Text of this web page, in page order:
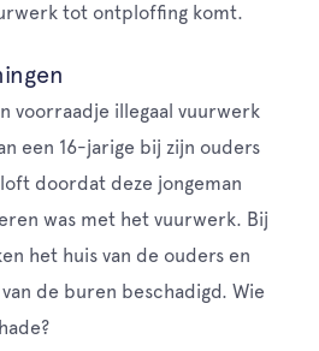
tot ontploffing komt.
voorraadje illegaal vuurwerk
een 16-jarige bij zijn ouders
doordat deze jongeman
was met het vuurwerk. Bij
het huis van de ouders en
de buren beschadigd. Wie